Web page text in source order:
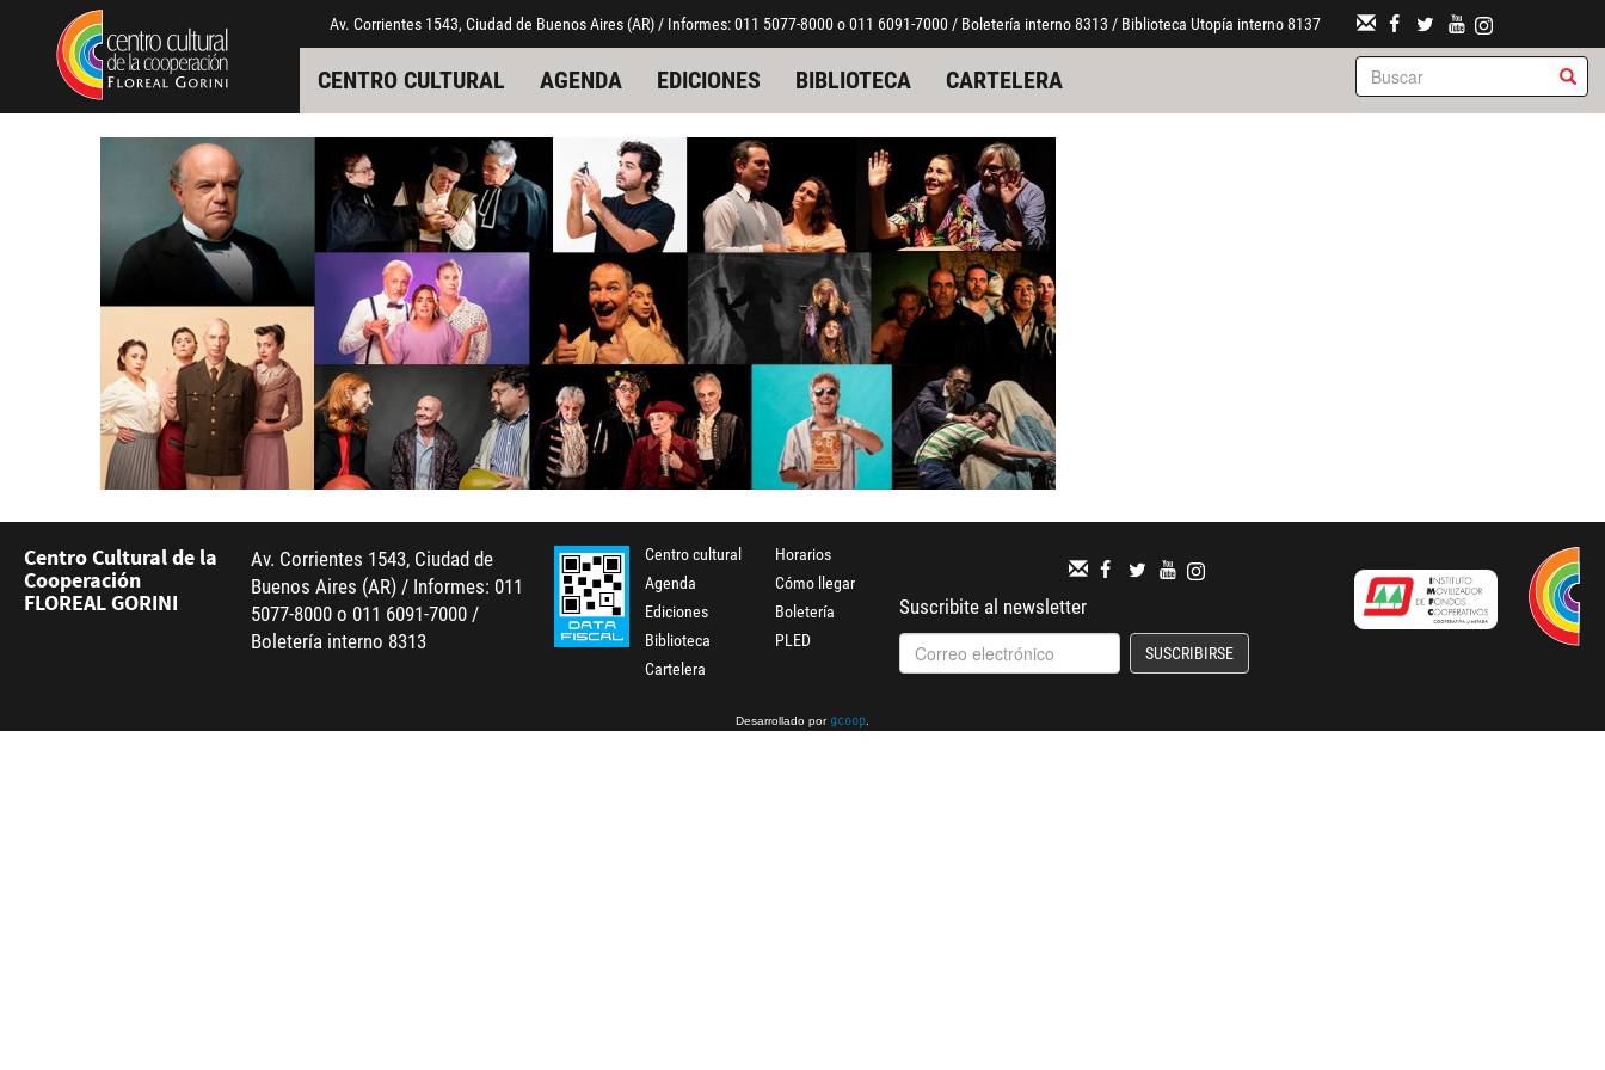
Pasar al contenido principal
Jump to main content Av. Corrientes 1543, Ciudad de Buenos Aires (AR) / Informes: 011 5077-8000 o 011 6091-7000 / Boletería interno 8313 / Biblioteca Utopía interno 8137
CENTRO CULTURAL AGENDA EDICIONES BIBLIOTECA CARTELERA
Centro Cultural de la
Cooperación
FLOREAL GORINI
Av. Corrientes 1543, Ciudad de
Buenos Aires (AR) / Informes: 011
5077-8000 o 011 6091-7000 /
Boletería interno 8313
Centro cultural
Agenda
Ediciones
Biblioteca
Cartelera
Horarios
Cómo llegar
Boletería
PLED
Suscribite al newsletter
SUSCRIBIRSE
Desarrollado por gcoop.